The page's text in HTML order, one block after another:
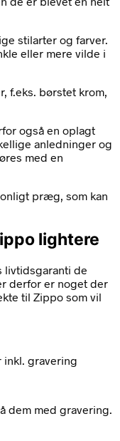
stilarter og farver.
eller mere vilde i
f.eks. børstet krom,
også en oplagt
anledninger og
med en
præg, som kan
lightere
livtidsgaranti de
derfor er noget der
til Zippo som vil
inkl. gravering
dem med gravering.